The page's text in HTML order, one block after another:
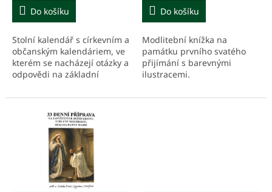
Do košíku
Stolní kalendář s církevním a
občanským kalendáriem, ve
kterém se nacházejí otázky a
odpovědi na základní
fotografiemi kostelů, přírody
Do košíku
Modlitební knížka na
památku prvního svatého
přijímání s barevnými
ilustracemi.